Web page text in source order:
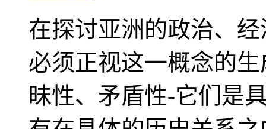
在探讨亚洲的政治、
必须正视这一概念的
昧性、矛盾性-它们是